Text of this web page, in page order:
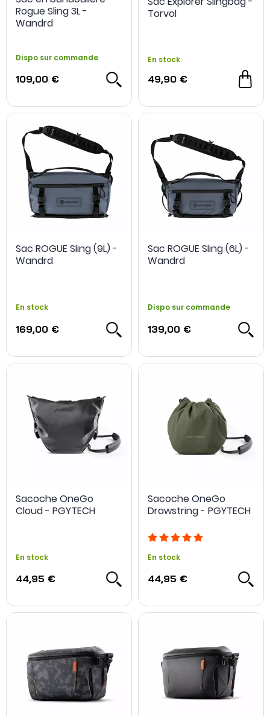
Rogue Sling 3L -
Wandrd
Dispo sur commande
109,00 €
Torvol
En stock
49,90 €
Sac ROGUE Sling (9L) -
Wandrd
En stock
169,00 €
Sac ROGUE Sling (6L) -
Wandrd
Dispo sur commande
139,00 €
Sacoche OneGo
Cloud - PGYTECH
En stock
44,95 €
Sacoche OneGo
Drawstring - PGYTECH
En stock
44,95 €